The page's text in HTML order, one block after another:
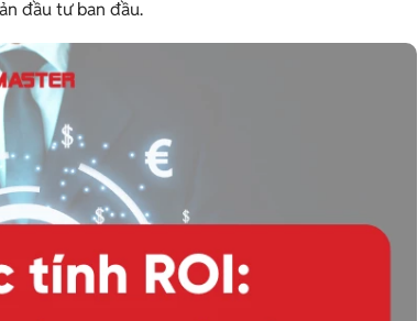
đầu tư ban đầu.